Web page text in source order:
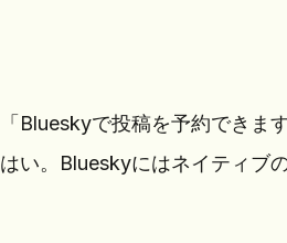
「Blueskyで投稿を予約できま
はい。Blueskyにはネイティブ